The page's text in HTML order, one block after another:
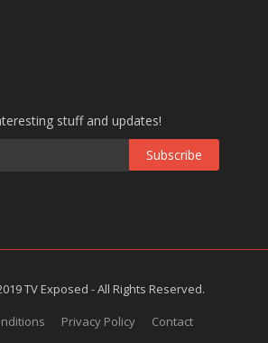
stuff and updates!
Subscribe
TV Exposed - All Rights Reserved.
Privacy Policy Contact